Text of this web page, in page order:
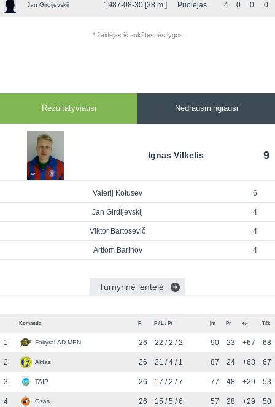
Jan Girdijevskij 1987-08-30 [38 m.] Puolėjas 4 0 0 0
* žaidėjas iš aukštesnės lygos
Rezultatyviausi Nedrausmingiausi
Ignas Vilkelis 9
Valerij Kotusev 6
Jan Girdijevskij 4
Viktor Bartosevič 4
Artiom Barinov 4
Turnyrinė lentelė
Komanda R P / L / Pr Įm Pr +/- Tšk
1 Fakyrai-AD MEN 26 22 / 2 / 2 90 23 +67 68
2 Aktas 26 21 / 4 / 1 87 24 +63 67
3 TAIP 26 17 / 2 / 7 77 48 +29 53
4 Ozas 26 15 / 5 / 6 57 28 +29 50